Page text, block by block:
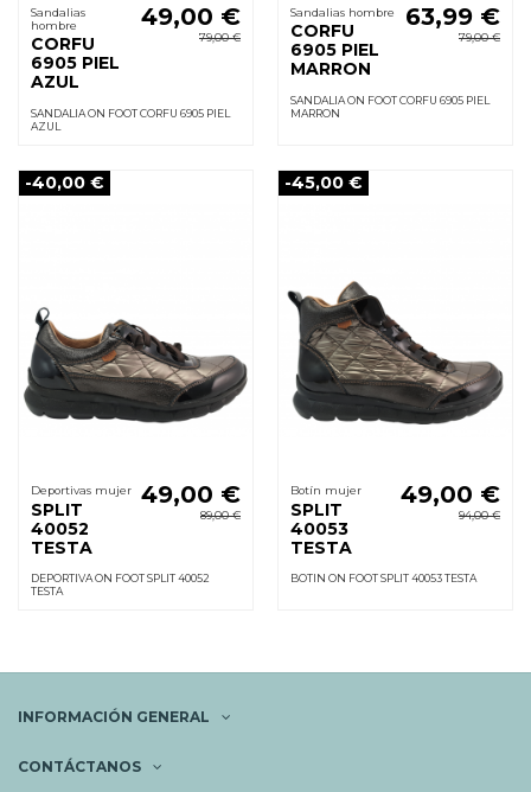
Sandalias
hombre
CORFU
6905 PIEL
AZUL
49,00 €
79,00 €
SANDALIA ON FOOT CORFU 6905 PIEL
AZUL
Sandalias hombre
CORFU
6905 PIEL
MARRON
63,99 €
79,00 €
SANDALIA ON FOOT CORFU 6905 PIEL
MARRON
-40,00 €
Deportivas mujer
SPLIT
40052
TESTA
49,00 €
89,00 €
DEPORTIVA ON FOOT SPLIT 40052
TESTA
-45,00 €
Botín mujer
SPLIT
40053
TESTA
49,00 €
94,00 €
BOTIN ON FOOT SPLIT 40053 TESTA
INFORMACIÓN GENERAL
CONTÁCTANOS